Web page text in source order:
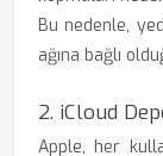
Bu nedenle,
ağına bağlı
2. iCloud
Apple, her